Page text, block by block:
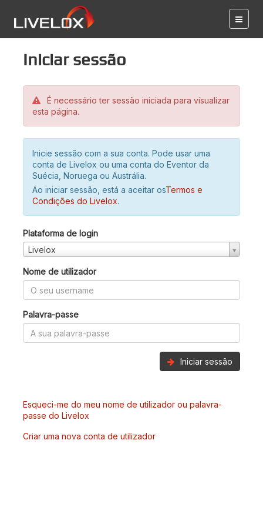
Iniciar sessão
É necessário ter sessão iniciada para visualizar
esta página.
Inicie sessão com a sua conta. Pode usar uma
conta de Livelox ou uma conta do Eventor da
Suécia, Noruega ou Austrália.
Ao iniciar sessão, está a aceitar osTermos e
Condições do Livelox.
Plataforma de login
Livelox
Nome de utilizador
Palavra-passe
Iniciar sessão
Esqueci-me do meu nome de utilizador ou palavra-
passe do Livelox
Criar uma nova conta de utilizador